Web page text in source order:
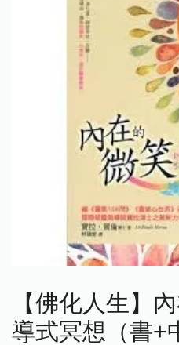
【佛化人生】
導式冥想（書+